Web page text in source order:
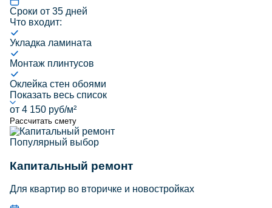
Сроки от 35 дней
Что входит:
Укладка ламината
Монтаж плинтусов
Оклейка стен обоями
Показать весь список
от 4 150 руб/м²
Рассчитать смету
Популярный выбор
Капитальный ремонт
Для квартир во вторичке и новостройках